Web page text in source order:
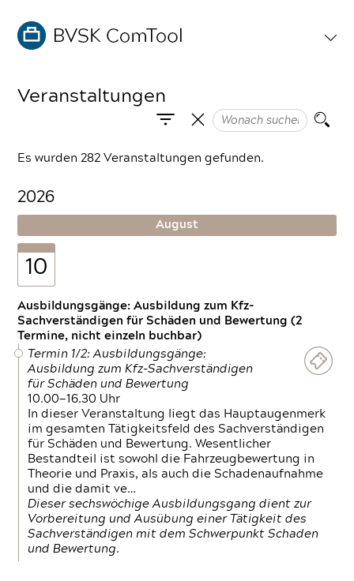
Veranstaltungen
Es wurden 282 Veranstaltungen gefunden.
2026
August
10
Ausbildungsgänge: Ausbildung zum Kfz-
Sachverständigen für Schäden und Bewertung (2
Termine, nicht einzeln buchbar)
Termin 1/2: Ausbildungsgänge:
Ausbildung zum Kfz-Sachverständigen
für Schäden und Bewertung
10.00—16.30 Uhr
In dieser Veranstaltung liegt das Hauptaugenmerk
im gesamten Tätigkeitsfeld des Sachverständigen
für Schäden und Bewertung. Wesentlicher
Bestandteil ist sowohl die Fahrzeugbewertung in
Theorie und Praxis, als auch die Schadenaufnahme
und die damit ve…
Dieser sechswöchige Ausbildungsgang dient zur
Vorbereitung und Ausübung einer Tätigkeit des
Sachverständigen mit dem Schwerpunkt Schaden
und Bewertung.